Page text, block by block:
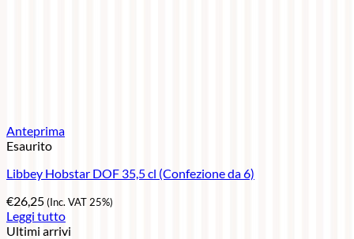
Anteprima
Esaurito
Libbey Hobstar DOF 35,5 cl (Confezione da 6)
€26,25(Inc. VAT 25%)
Leggi tutto
Ultimi arrivi